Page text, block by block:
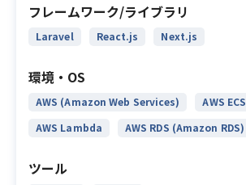
フレームワーク/ライブラリ
Laravel React.js Next.js
環境・OS
AWS (Amazon Web Services)
AWS ECS
AWS Lambda
AWS RDS (Amazon RDS)
ツール